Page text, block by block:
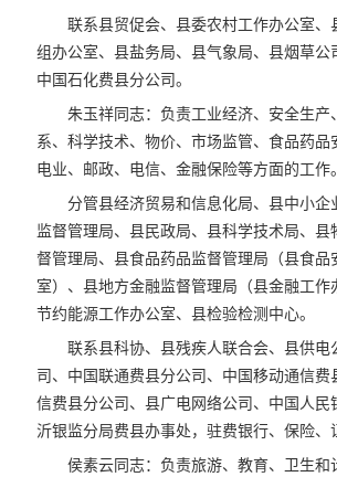
联系县贸促会、县委农村工作办公室、
组办公室、县盐务局、县气象局、县烟草公
中国石化费县分公司。
朱玉祥同志：负责工业经济、安全生产
系、科学技术、物价、市场监管、食品药品
电业、邮政、电信、金融保险等方面的工作。
分管县经济贸易和信息化局、县中小企
监督管理局、县民政局、县科学技术局、县
督管理局、县食品药品监督管理局（县食品
室）、县地方金融监督管理局（县金融工作
节约能源工作办公室、县检验检测中心。
联系县科协、县残疾人联合会、县供电
司、中国联通费县分公司、中国移动通信费
信费县分公司、县广电网络公司、中国人民
沂银监分局费县办事处，驻费银行、保险、
侯素云同志：负责旅游、教育、卫生和